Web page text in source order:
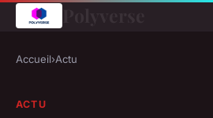
Accueil›Actu
ACTU